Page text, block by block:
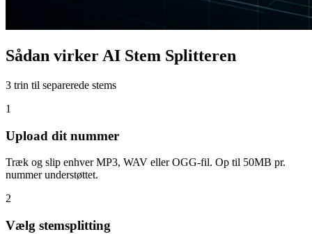
Sådan virker AI Stem Splitteren
3 trin til separerede stems
1
Upload dit nummer
Træk og slip enhver MP3, WAV eller OGG-fil. Op til 50MB pr.
nummer understøttet.
2
Vælg stemsplitting